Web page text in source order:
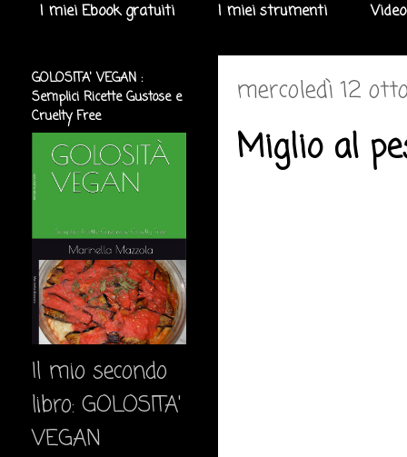
I miei Ebook gratuiti I miei strumenti
mercoledì 12
Miglio al
GOLOSITA' VEGAN :
Semplici Ricette Gustose e
Cruelty Free
Il mio secondo
libro: GOLOSITA'
VEGAN